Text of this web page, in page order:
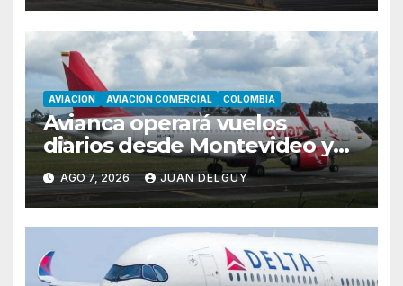
AVIACION AVIACION COMERCIAL COLOMBIA
Avianca operará vuelos
diarios desde Montevideo y
Asunción hacia Bogotá
AGO 7, 2026 JUAN DELGUY